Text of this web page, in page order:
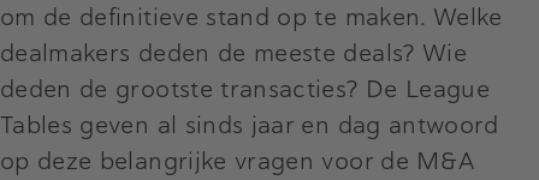
om de definitieve stand op te maken. Welke
dealmakers deden de meeste deals? Wie
deden de grootste transacties? De League
Tables geven al sinds jaar en dag antwoord
op deze belangrijke vragen voor de M&A